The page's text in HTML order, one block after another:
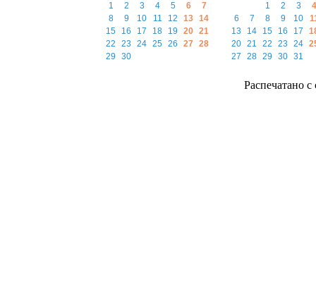
1 2 3 4 5 6
7
8
9 10 11 12 13 14
15
16 17 18 19 20 21
22
23 24 25 26 27
28
29
30
1 2 3
4
6
7 8 9 10
13
14 15 16 17
20 21 22 23 24
27
28 29 30 31
Распечатано с